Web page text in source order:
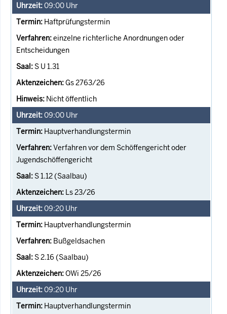
09:00 Uhr
Haftprüfungstermin
einzelne richterliche Anordnungen oder
Entscheidungen
S U 1.31
Gs 2763/26
Nicht öffentlich
09:00 Uhr
Hauptverhandlungstermin
Verfahren vor dem Schöffengericht oder
Jugendschöffengericht
S 1.12 (Saalbau)
Ls 23/26
09:20 Uhr
Hauptverhandlungstermin
Bußgeldsachen
S 2.16 (Saalbau)
OWi 25/26
09:20 Uhr
Hauptverhandlungstermin